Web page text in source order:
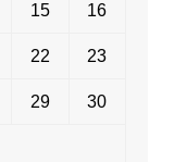
15 16
22 23
29 30